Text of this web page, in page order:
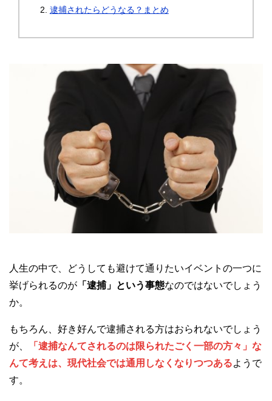
逮捕されたらどうなる？まとめ
人生の中で、どうしても避けて通りたいイベントの一つに
挙げられるのが 「逮捕」という事態なのではないでしょう
か。
もちろん、好き好んで逮捕される方はおられないでしょう
が、
「逮捕なんてされるのは限られたごく一部の方々」な
んて考えは、現代社会では通用しなくなりつつあるようで
す。